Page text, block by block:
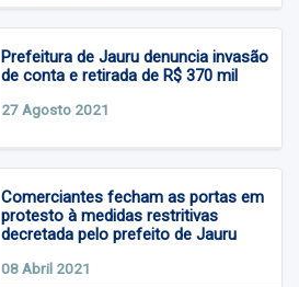
Prefeitura de Jauru denuncia invasão
de conta e retirada de R$ 370 mil
27 Agosto 2021
Comerciantes fecham as portas em
protesto à medidas restritivas
decretada pelo prefeito de Jauru
08 Abril 2021